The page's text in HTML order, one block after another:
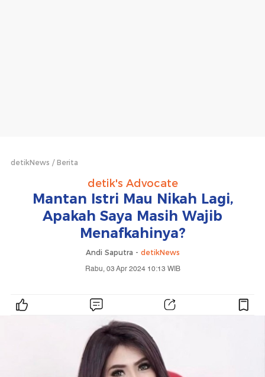
detikNews Berita
detik's Advocate
Mantan Istri Mau Nikah Lagi,
Apakah Saya Masih Wajib
Menafkahinya?
Andi Saputra - detikNews
Rabu, 03 Apr 2024 10:13 WIB